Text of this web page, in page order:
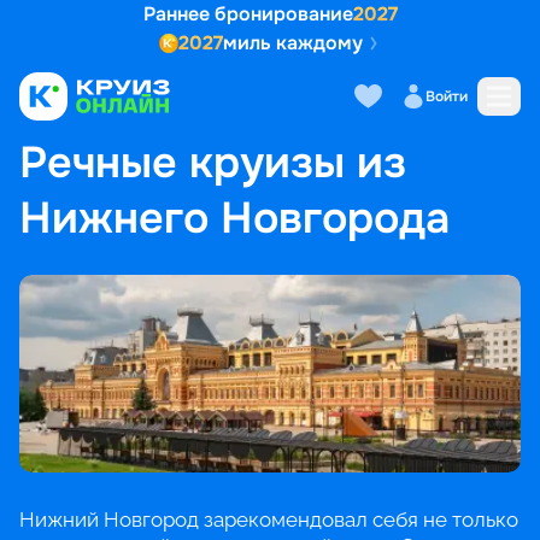
Раннее бронирование2027
2027миль каждому
Войти
ГЛАВНАЯ • ПОПУЛЯРНЫЕ НАПРАВЛЕНИЯ
РЕЧНЫЕ КРУИЗЫ ИЗ НИЖНЕГО НОВГОРОДА
Речные круизы из
Нижнего Новгорода
Нижний Новгород зарекомендовал себя не только